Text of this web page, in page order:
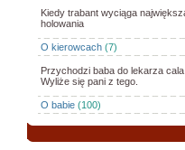
Kiedy trabant wyciąga
holowania
O kierowcach (7)
Przychodzi baba do lekarza
Wyliże się pani z tego.
O babie (100)